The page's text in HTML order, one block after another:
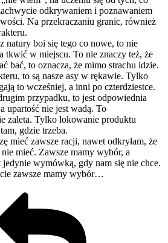
odkrywaniem i poznawaniem
Na przekraczaniu granic, również
natury boi się tego co nowe, to nie
tkwić w miejscu. To nie znaczy też, że
bać, to oznacza, że mimo strachu idzie.
to są nasze asy w rękawie. Tylko
to wcześniej, a inni po czterdziestce.
przypadku, to jest odpowiednia
upartość nie jest wadą. To
zaleta. Tylko lokowanie produktu
gdzie trzeba.
mieć zawsze racji, nawet odkryłam, że
mieć. Zawsze mamy wybór, a
jedynie wymówką, gdy nam się nie chce.
zawsze mamy wybór…